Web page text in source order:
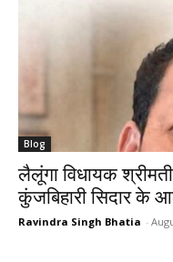
Blog
लैलूंगा विधायक श्रीमती
कुंजबिहारी सिदार के
Ravindra Singh Bhatia -